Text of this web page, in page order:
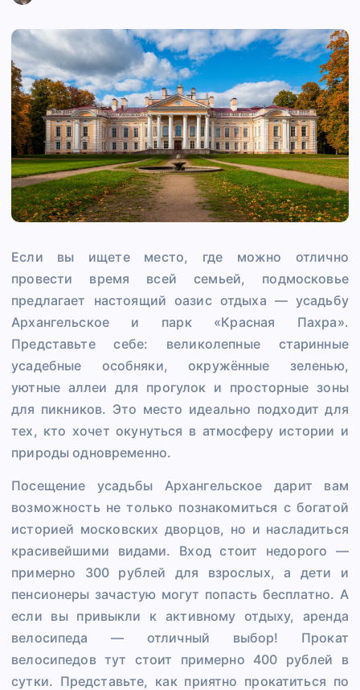
Если вы ищете место, где можно отлично
провести время всей семьей, подмосковье
предлагает настоящий оазис отдыха — усадьбу
Архангельское и парк «Красная Пахра».
Представьте себе: великолепные старинные
усадебные особняки, окружённые зеленью,
уютные аллеи для прогулок и просторные зоны
для пикников. Это место идеально подходит для
тех, кто хочет окунуться в атмосферу истории и
природы одновременно.
Посещение усадьбы Архангельское дарит вам
возможность не только познакомиться с богатой
историей московских дворцов, но и насладиться
красивейшими видами. Вход стоит недорого —
примерно 300 рублей для взрослых, а дети и
пенсионеры зачастую могут попасть бесплатно. А
если вы привыкли к активному отдыху, аренда
велосипеда — отличный выбор! Прокат
велосипедов тут стоит примерно 400 рублей в
сутки. Представьте, как приятно прокатиться по